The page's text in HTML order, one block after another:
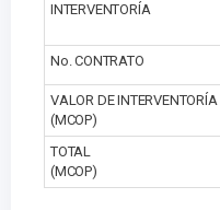
INTERVENTORÍA
No. CONTRATO
VALOR DE INTERVENTORÍA
(MCOP)
TOTAL
(MCOP)